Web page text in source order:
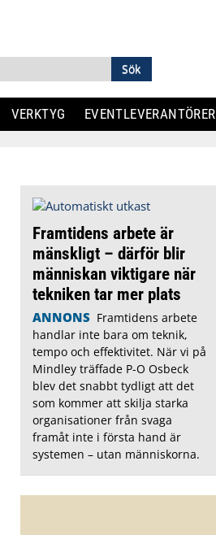
VERKTYG EVENTLEVERANTÖRER
Framtidens arbete är
mänskligt – därför blir
människan viktigare när
tekniken tar mer plats
ANNONS Framtidens arbete
handlar inte bara om teknik,
tempo och effektivitet. När vi på
Mindley träffade P-O Osbeck
blev det snabbt tydligt att det
som kommer att skilja starka
organisationer från svaga
framåt inte i första hand är
systemen – utan människorna.